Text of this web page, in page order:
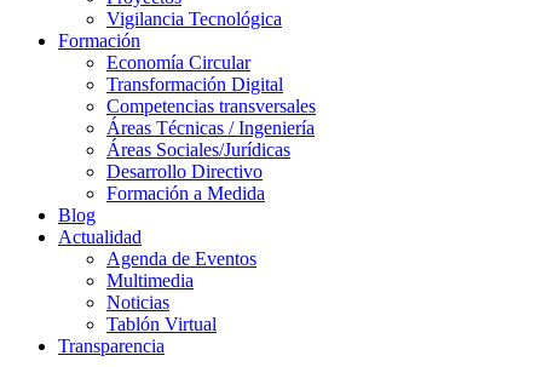
Vigilancia Tecnológica
Formación
Economía Circular
Transformación Digital
Competencias transversales
Áreas Técnicas / Ingeniería
Áreas Sociales/Jurídicas
Desarrollo Directivo
Formación a Medida
Blog
Actualidad
Agenda de Eventos
Multimedia
Noticias
Tablón Virtual
Transparencia